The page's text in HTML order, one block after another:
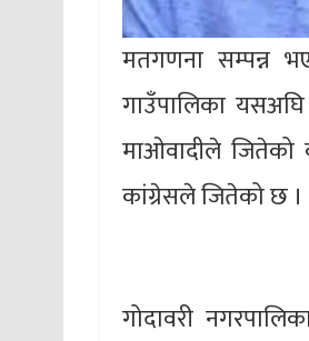
मतगणना सम्पन्न
गाउँपालिका
माओवादीले जितेको
कांग्रेसले जितेको छ ।
गोदावरी